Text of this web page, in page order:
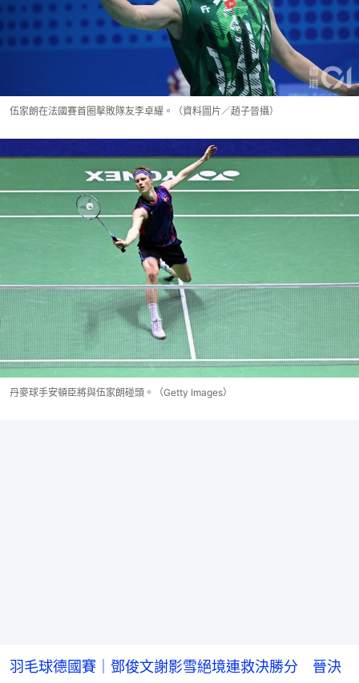
伍家朗在法國賽首圈擊敗隊友李卓耀。（資料圖片／趙子晉攝）
丹麥球手安頓臣將與伍家朗碰頭。（Getty Images）
羽毛球德國賽｜鄧俊文謝影雪絕境連救決勝分 晉決